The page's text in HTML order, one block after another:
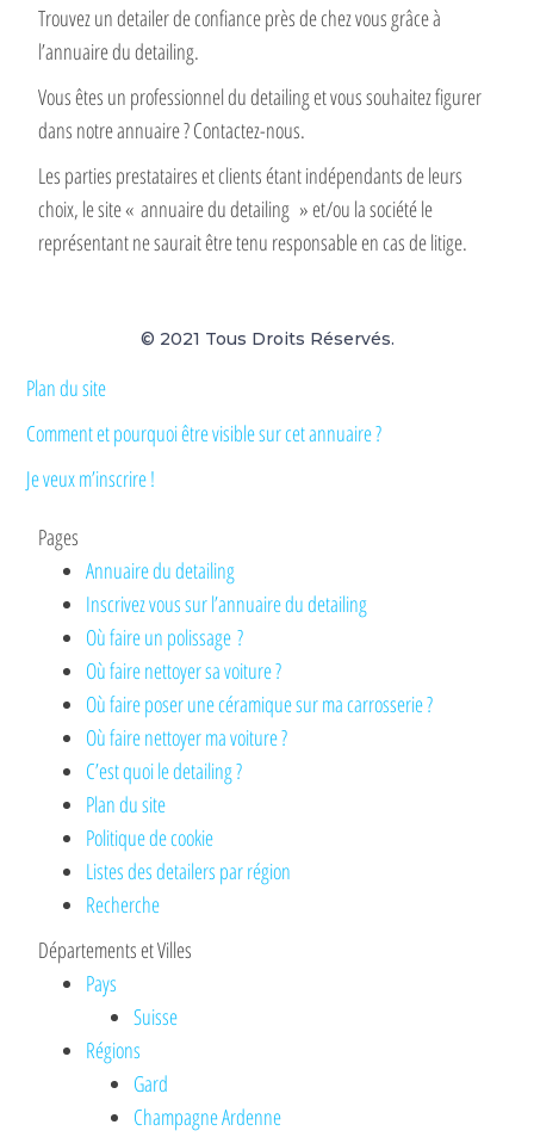
Trouvez un detailer de confiance près de chez vous grâce à
l’annuaire du detailing.
Vous êtes un professionnel du detailing et vous souhaitez figurer
dans notre annuaire ? Contactez-nous.
Les parties prestataires et clients étant indépendants de leurs
choix, le site « annuaire du detailing » et/ou la société le
représentant ne saurait être tenu responsable en cas de litige.
© 2021 Tous Droits Réservés.
Plan du site
Comment et pourquoi être visible sur cet annuaire ?
Je veux m’inscrire !
Pages
Annuaire du detailing
Inscrivez vous sur l’annuaire du detailing
Où faire un polissage ?
Où faire nettoyer sa voiture ?
Où faire poser une céramique sur ma carrosserie ?
Où faire nettoyer ma voiture ?
C’est quoi le detailing ?
Plan du site
Politique de cookie
Listes des detailers par région
Recherche
Départements et Villes
Pays
Suisse
Régions
Gard
Champagne Ardenne